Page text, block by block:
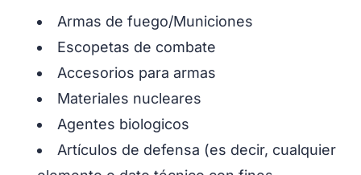
Armas de fuego/Municiones
Escopetas de combate
Accesorios para armas
Materiales nucleares
Agentes biologicos
Artículos de defensa (es decir, cualquier